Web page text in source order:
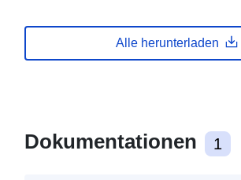
Alle herunterladen
Dokumentationen 1